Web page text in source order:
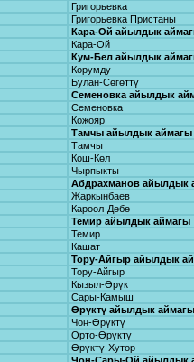
Григорьевка
Григорьевка Пристаны
Кара-Ой айылдык
Кара-Ой
Кум-Бел айылдык
Корумду
Булан-Сөгөттү
Семеновка айылдык
Семеновка
Кожояр
Тамчы айылдык аймагы
Тамчы
Кош-Көл
Чырпыкты
Абдрахманов айылдык
Жаркынбаев
Кароол-Дөбө
Темир айылдык аймагы
Темир
Кашат
Тору-Айгыр айылдык
Тору-Айгыр
Кызыл-Өрүк
Сары-Камыш
Өрүктү айылдык аймагы
Чоң-Өрүктү
Орто-Өрүктү
Өрүктү-Хутор